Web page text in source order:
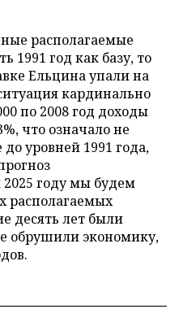
располагаемые
1991 год как базу, то
Ельцина упали на
кардинально
по 2008 год доходы
что означало не
уровней 1991 года,
году мы будем
располагаемых
десять лет были
обрушили экономику,